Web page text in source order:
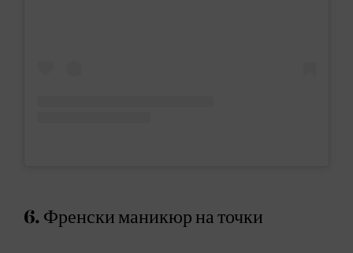
6. Френски маникюр на точки